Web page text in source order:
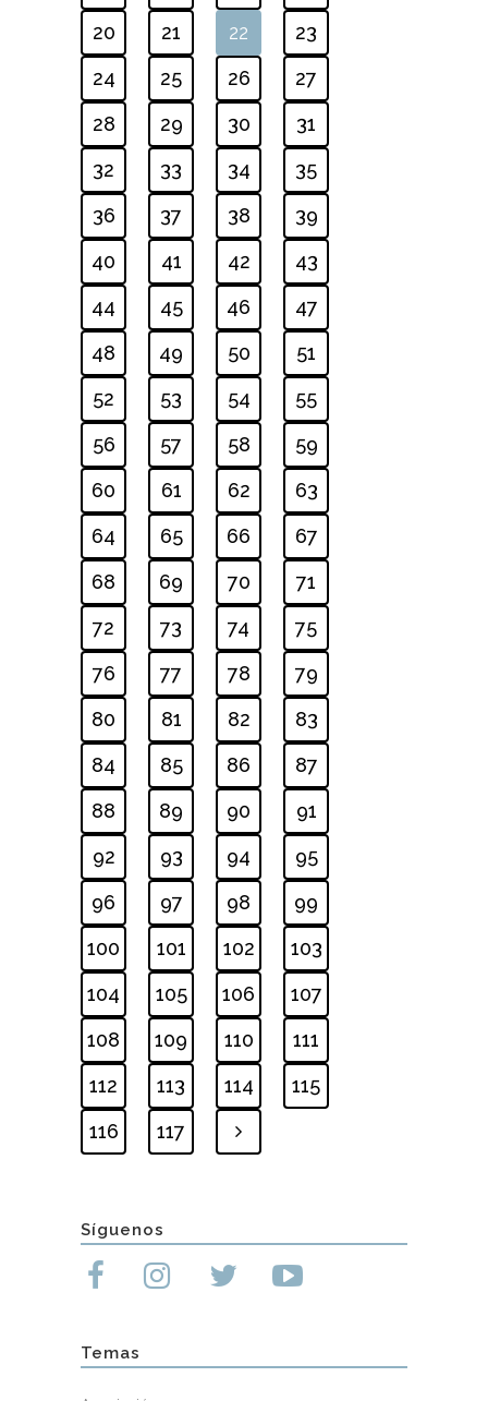
20
21 22
23
24
25 26
27
28
29 30
31
32
33 34
35
36
37 38
39
40
41 42
43
44
45 46
47
48
49 50
51
52
53 54
55
56
57 58
59
60
61 62
63
64
65 66
67
68
69 70
71
72
73 74
75
76
77 78
79
80
81 82
83
84
85 86
87
88
89 90
91
92
93 94
95
96
97 98
99
100
101 102
103
104
105 106
107
108
109 110
111
112
113 114
115
116
117
Síguenos
Temas